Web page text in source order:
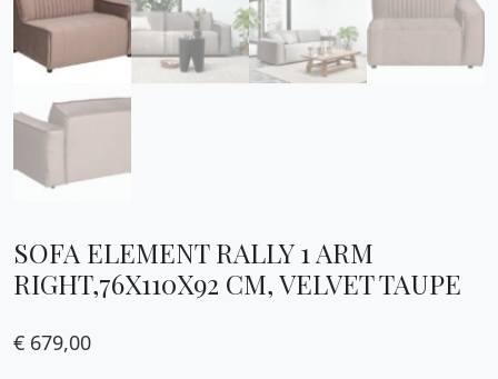
SOFA ELEMENT RALLY 1 ARM
RIGHT,76X110X92 CM, VELVET TAUPE
€ 679,00